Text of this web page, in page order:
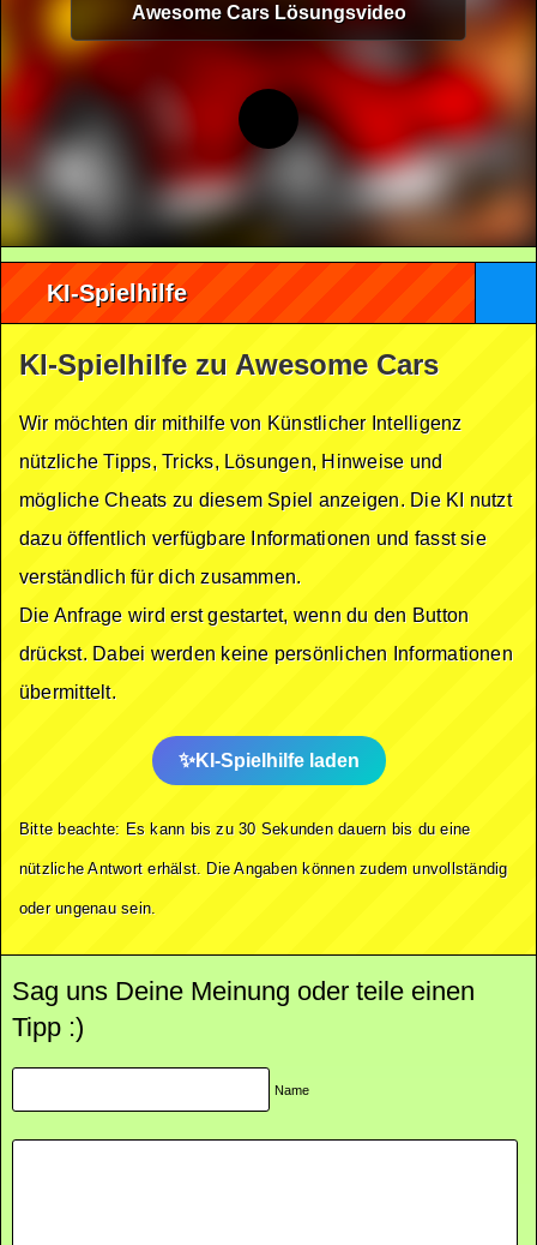
Awesome Cars Lösungsvideo
KI-Spielhilfe
KI-Spielhilfe zu Awesome Cars
Wir möchten dir mithilfe von Künstlicher Intelligenz
nützliche Tipps, Tricks, Lösungen, Hinweise und
mögliche Cheats zu diesem Spiel anzeigen. Die KI nutzt
dazu öffentlich verfügbare Informationen und fasst sie
verständlich für dich zusammen.
Die Anfrage wird erst gestartet, wenn du den Button
drückst. Dabei werden keine persönlichen Informationen
übermittelt.
KI-Spielhilfe laden
Bitte beachte: Es kann bis zu 30 Sekunden dauern bis du eine
nützliche Antwort erhälst. Die Angaben können zudem unvollständig
oder ungenau sein.
Sag uns Deine Meinung oder teile einen
Tipp :)
Name